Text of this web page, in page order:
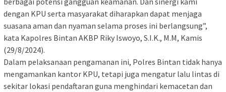
dengan KPU serta masyarakat diharapkan dapat menjaga
suasana aman dan nyaman selama proses ini berlangsung”,
kata Kapolres Bintan AKBP Riky Iswoyo, S.I.K., M.M, Kamis
(29/8/2024).
Dalam pelaksanaan pengamanan ini, Polres Bintan tidak hanya
mengamankan kantor KPU, tetapi juga mengatur lalu lintas di
sekitar lokasi pendaftaran guna menghindari kemacetan dan